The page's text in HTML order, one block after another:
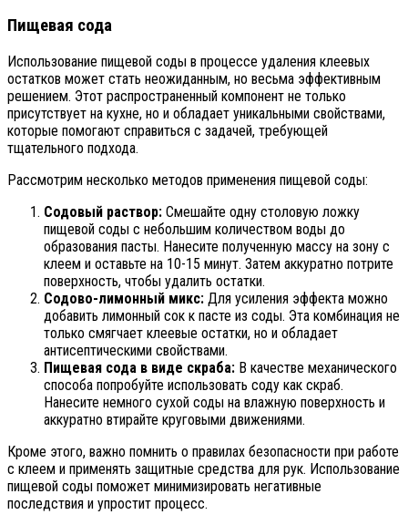
Пищевая сода
Использование пищевой соды в процессе удаления клеевых
остатков может стать неожиданным, но весьма эффективным
решением. Этот распространенный компонент не только
присутствует на кухне, но и обладает уникальными свойствами,
которые помогают справиться с задачей, требующей
тщательного подхода.
Рассмотрим несколько методов применения пищевой соды:
Содовый раствор: Смешайте одну столовую ложку
пищевой соды с небольшим количеством воды до
образования пасты. Нанесите полученную массу на зону с
клеем и оставьте на 10-15 минут. Затем аккуратно потрите
поверхность, чтобы удалить остатки.
Содово-лимонный микс: Для усиления эффекта можно
добавить лимонный сок к пасте из соды. Эта комбинация не
только смягчает клеевые остатки, но и обладает
антисептическими свойствами.
Пищевая сода в виде скраба: В качестве механического
способа попробуйте использовать соду как скраб.
Нанесите немного сухой соды на влажную поверхность и
аккуратно втирайте круговыми движениями.
Кроме этого, важно помнить о правилах безопасности при работе
с клеем и применять защитные средства для рук. Использование
пищевой соды поможет минимизировать негативные
последствия и упростит процесс.